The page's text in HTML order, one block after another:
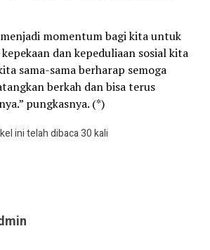
momentum bagi kita untuk
dan kepeduliaan sosial kita
sama-sama berharap semoga
berkah dan bisa terus
pungkasnya. (*)
ini telah dibaca 30 kali